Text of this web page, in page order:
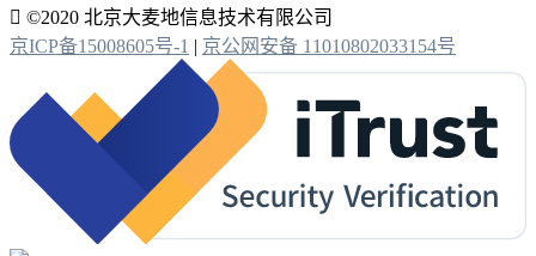
 ©2020 北京大麦地信息技术有限公司
京ICP备15008605号-1 | 京公网安备 11010802033154号